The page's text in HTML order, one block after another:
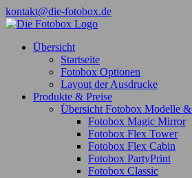
Zum
Inhalt
kontakt@die-fotobox.de
Facebook
Übersicht
Startseite
Fotobox Optionen
Layout der Ausdrucke
Produkte & Preise
Übersicht Fotobox Modelle &
Fotobox Magic Mirror
Fotobox Flex Tower
Fotobox Flex Cabin
Fotobox PartyPrint
Fotobox Classic